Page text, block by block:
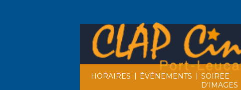
HORAIRES | ÉVÉNEMENTS | SOIREE
D'IMAGES